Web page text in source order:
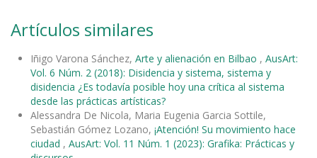
Artículos similares
Iñigo Varona Sánchez, Arte y alienación en Bilbao , AusArt:
Vol. 6 Núm. 2 (2018): Disidencia y sistema, sistema y
disidencia ¿Es todavía posible hoy una crítica al sistema
desde las prácticas artísticas?
Alessandra De Nicola, Maria Eugenia Garcia Sottile,
Sebastián Gómez Lozano, ¡Atención! Su movimiento hace
ciudad , AusArt: Vol. 11 Núm. 1 (2023): Grafika: Prácticas y